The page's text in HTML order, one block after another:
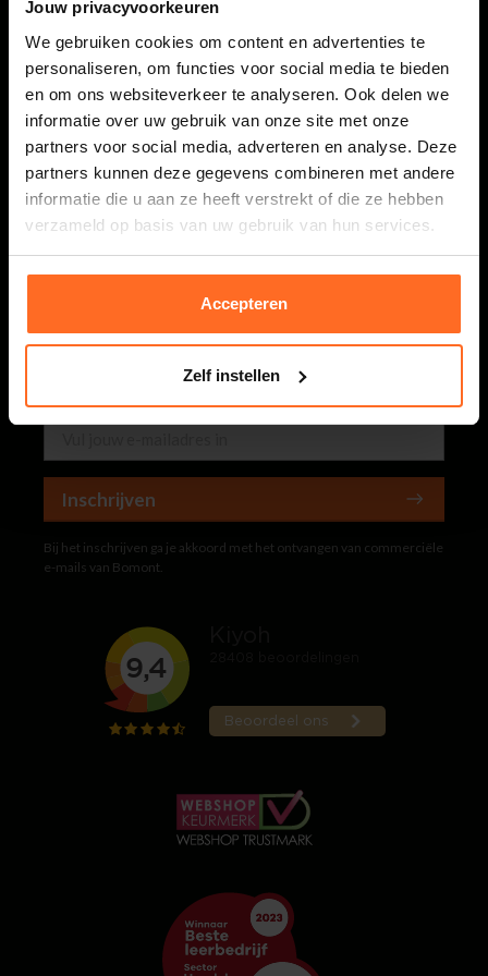
Jouw privacyvoorkeuren
We gebruiken cookies om content en advertenties te
personaliseren, om functies voor social media te bieden
en om ons websiteverkeer te analyseren. Ook delen we
informatie over uw gebruik van onze site met onze
partners voor social media, adverteren en analyse. Deze
partners kunnen deze gegevens combineren met andere
informatie die u aan ze heeft verstrekt of die ze hebben
verzameld op basis van uw gebruik van hun services.
Accepteren
Zelf instellen
webshop@bomont.nl
Binnen 2 werkdagen antwoord op je vraag
Bomont
Klantenservice
Schrijf je in & ontvang € 5,- shoptegoed! Ontvang een
Inschrijven
Bij het inschrijven ga je akkoord met het ontvangen van commerciële
e-mails van Bomont.